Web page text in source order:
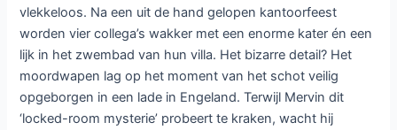
vlekkeloos. Na een uit de hand gelopen kantoorfeest
worden vier collega’s wakker met een enorme kater én een
lijk in het zwembad van hun villa. Het bizarre detail? Het
moordwapen lag op het moment van het schot veilig
opgeborgen in een lade in Engeland. Terwijl Mervin dit
‘locked-room mysterie’ probeert te kraken, wacht hij